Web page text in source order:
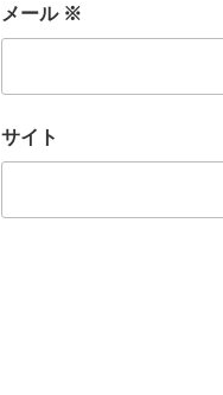
メール ※
サイト